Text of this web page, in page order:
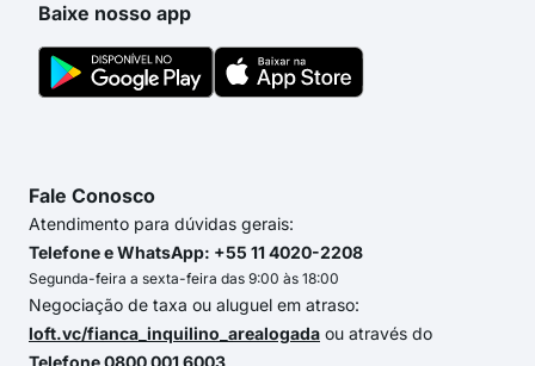
Baixe nosso app
Fale Conosco
Atendimento para dúvidas gerais:
Telefone e WhatsApp: +55 11 4020-2208
Segunda-feira a sexta-feira das 9:00 às 18:00
Negociação de taxa ou aluguel em atraso:
loft.vc/fianca_inquilino_arealogada ou através do
Telefone 0800 001 6003